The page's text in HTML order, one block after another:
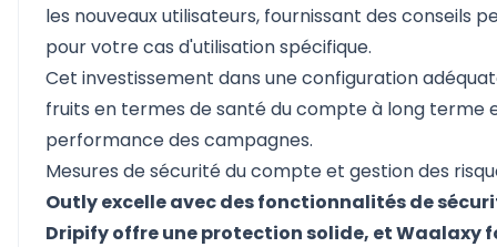
les nouveaux utilisateurs, fournissant des conseils
pour votre cas d'utilisation spécifique.
Cet investissement dans une configuration
fruits en termes de santé du compte à long terme
performance des campagnes.
Mesures de sécurité du compte et gestion des
Outly excelle avec des fonctionnalités de
Dripify offre une protection solide, et Waalaxy